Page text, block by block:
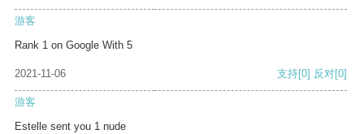
游客
Rank 1 on Google With 5
2021-11-06 支持[0] 反对[0]
游客
Estelle sent you 1 nude